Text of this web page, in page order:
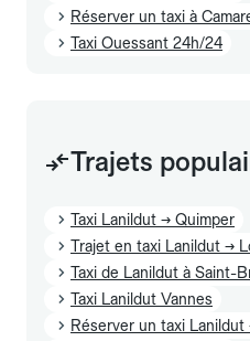
Réserver un taxi à
Taxi Ouessant 24h/24
Trajets
Taxi Lanildut → Quimper
Trajet en taxi Lanildut →
Taxi de Lanildut à Saint-
Taxi Lanildut Vannes
Réserver un taxi